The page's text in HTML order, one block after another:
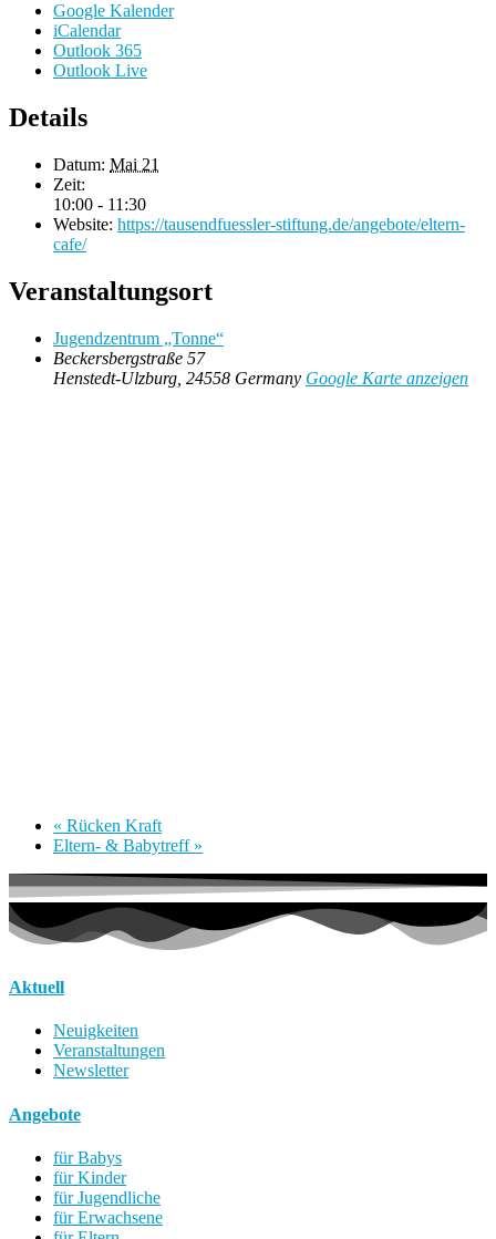
Google Kalender
iCalendar
Outlook 365
Outlook Live
Details
Datum: Mai 21
Zeit:
10:00 - 11:30
Website: https://tausendfuessler-stiftung.de/angebote/eltern-
cafe/
Veranstaltungsort
Jugendzentrum „Tonne“
Beckersbergstraße 57
Henstedt-Ulzburg 24558 Germany Google Karte anzeigen
« Rücken Kraft
Eltern- & Babytreff »
Aktuell
Neuigkeiten
Veranstaltungen
Newsletter
Angebote
für Babys
für Kinder
für Jugendliche
für Erwachsene